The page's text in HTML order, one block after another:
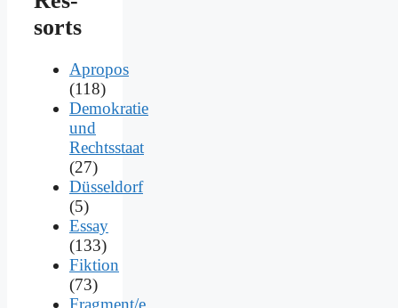
sorts
Apropos
(118)
Demokratie
und
Rechtsstaat
(27)
Düsseldorf
(5)
Essay
(133)
Fiktion
(73)